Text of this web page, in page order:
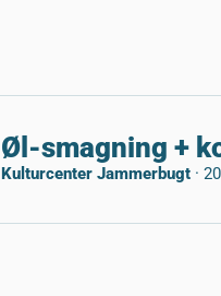
Øl-smagning +
Kulturcenter Jammerbugt ·